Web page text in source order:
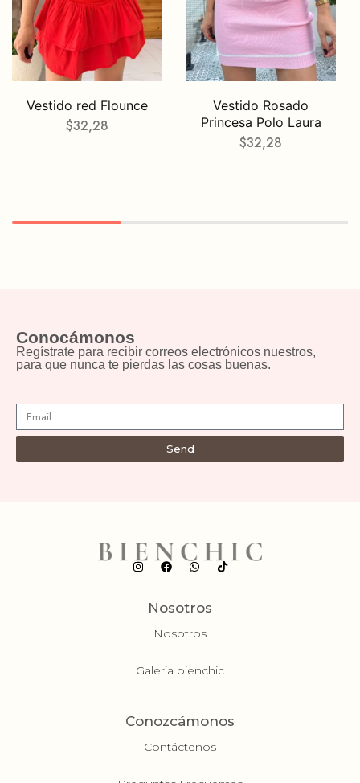
Vestido red Flounce
$32,28
Vestido Rosado
Princesa Polo Laura
$32,28
Conocámonos
Regístrate para recibir correos electrónicos nuestros,
para que nunca te pierdas las cosas buenas.
Send
Nosotros
Nosotros
Galeria bienchic
Conozcámonos
Contáctenos